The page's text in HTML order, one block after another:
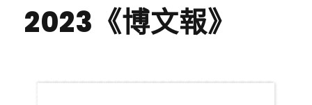
2023《博文報》